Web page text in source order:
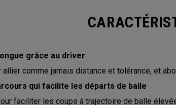
grâce au driver
allier comme jamais distance et tolérance, et
qui facilite les départs de balle
faciliter les coups à trajectoire de balle